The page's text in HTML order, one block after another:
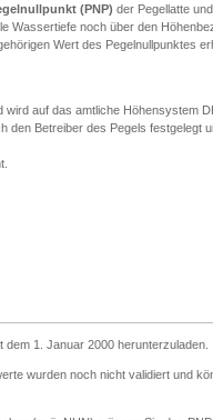
(PNP) der Pegellatte
Wassertiefe noch über den
Wert des Pegelnullpunktes
auf das amtliche Höhensystem
den Betreiber des Pegels festgelegt
1. Januar 2000 herunterzuladen.
wurden noch nicht validiert und